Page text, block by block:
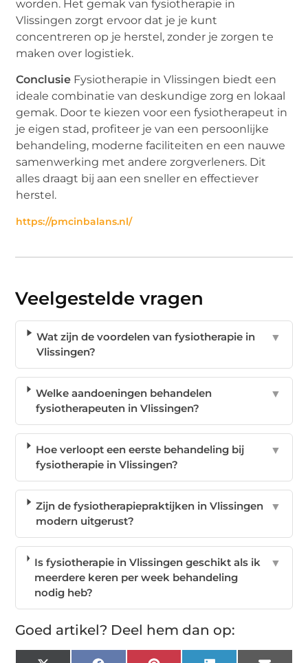
worden. Het gemak van fysiotherapie in
Vlissingen zorgt ervoor dat je je kunt
concentreren op je herstel, zonder je zorgen te
maken over logistiek.
Conclusie Fysiotherapie in Vlissingen biedt een
ideale combinatie van deskundige zorg en lokaal
gemak. Door te kiezen voor een fysiotherapeut in
je eigen stad, profiteer je van een persoonlijke
behandeling, moderne faciliteiten en een nauwe
samenwerking met andere zorgverleners. Dit
alles draagt bij aan een sneller en effectiever
herstel.
https://pmcinbalans.nl/
Veelgestelde vragen
Wat zijn de voordelen van fysiotherapie in
Vlissingen?
▼
Welke aandoeningen behandelen
fysiotherapeuten in Vlissingen?
▼
Hoe verloopt een eerste behandeling bij
fysiotherapie in Vlissingen?
▼
Zijn de fysiotherapiepraktijken in Vlissingen
modern uitgerust?
▼
Is fysiotherapie in Vlissingen geschikt als ik
meerdere keren per week behandeling
nodig heb?
▼
Goed artikel? Deel hem dan op: